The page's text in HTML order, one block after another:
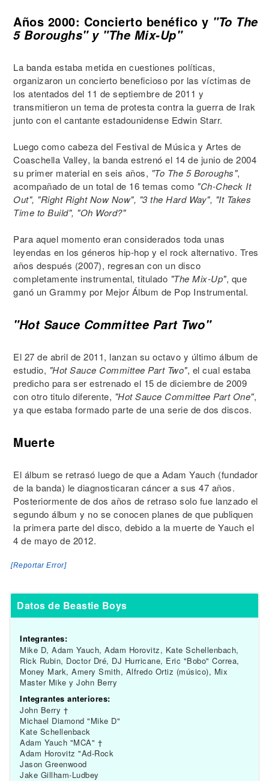
Años 2000: Concierto benéfico y "To The
5 Boroughs" y "The Mix-Up"
La banda estaba metida en cuestiones políticas,
organizaron un concierto beneficioso por las víctimas de
los atentados del 11 de septiembre de 2011 y
transmitieron un tema de protesta contra la guerra de Irak
junto con el cantante estadounidense Edwin Starr.
Luego como cabeza del Festival de Música y Artes de
Coaschella Valley, la banda estrenó el 14 de junio de 2004
su primer material en seis años, "To The 5 Boroughs",
acompañado de un total de 16 temas como "Ch-Check It
Out", "Right Right Now Now", "3 the Hard Way", "It Takes
Time to Build", "Oh Word?"
Para aquel momento eran considerados toda unas
leyendas en los géneros hip-hop y el rock alternativo. Tres
años después (2007), regresan con un disco
completamente instrumental, titulado "The Mix-Up", que
ganó un Grammy por Mejor Álbum de Pop Instrumental.
"Hot Sauce Committee Part Two"
El 27 de abril de 2011, lanzan su octavo y último álbum de
estudio, "Hot Sauce Committee Part Two", el cual estaba
predicho para ser estrenado el 15 de diciembre de 2009
con otro titulo diferente, "Hot Sauce Committee Part One",
ya que estaba formado parte de una serie de dos discos.
Muerte
El álbum se retrasó luego de que a Adam Yauch (fundador
de la banda) le diagnosticaran cáncer a sus 47 años.
Posteriormente de dos años de retraso solo fue lanzado el
segundo álbum y no se conocen planes de que publiquen
la primera parte del disco, debido a la muerte de Yauch el
4 de mayo de 2012.
[Reportar Error]
Datos de Beastie Boys
Integrantes:
Mike D, Adam Yauch, Adam Horovitz, Kate Schellenbach,
Rick Rubin, Doctor Dré, DJ Hurricane, Eric "Bobo" Correa,
Money Mark, Amery Smith, Alfredo Ortiz (músico), Mix
Master Mike y John Berry
Integrantes anteriores:
John Berry †
Michael Diamond "Mike D"
Kate Schellenback
Adam Yauch "MCA" †
Adam Horovitz "Ad-Rock
Jason Greenwood
Jake Gillham-Ludbey